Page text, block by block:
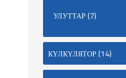
УЛУТТАР(7)
КҮЛКҮЛЯТОР(14)